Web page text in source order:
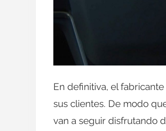
En definitiva, el
sus clientes. De modo
van a seguir disfrutando